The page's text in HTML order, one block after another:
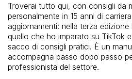
Troverai tutto qui, con consigli da
personalmente in 15 anni di
aggiornamenti: nella terza
quello che ho imparato su TikTok
sacco di consigli pratici. È un
accompagna passo dopo passo
professionista del settore.